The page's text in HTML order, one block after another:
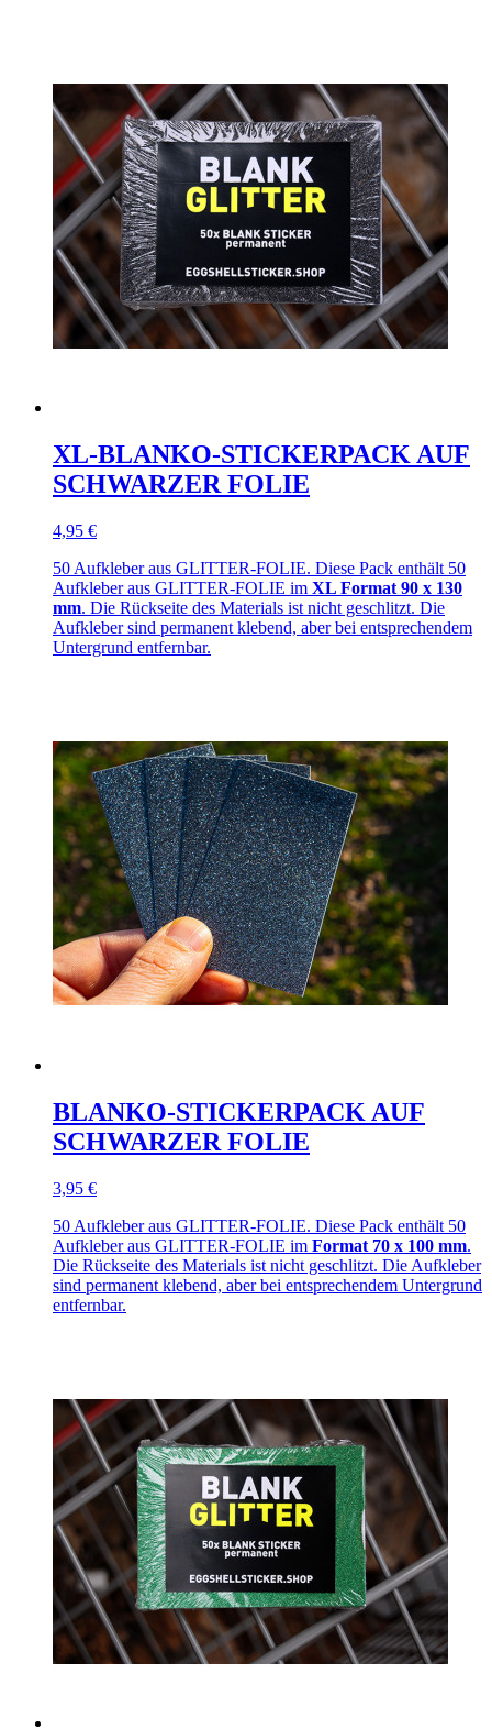
XL-BLANKO-STICKERPACK AUF
SCHWARZER FOLIE
4,95 €
50 Aufkleber aus GLITTER-FOLIE. Diese Pack enthält 50
Aufkleber aus GLITTER-FOLIE im XL Format 90 x 130
mm. Die Rückseite des Materials ist nicht geschlitzt. Die
Aufkleber sind permanent klebend, aber bei entsprechendem
Untergrund entfernbar.
BLANKO-STICKERPACK AUF
SCHWARZER FOLIE
3,95 €
50 Aufkleber aus GLITTER-FOLIE. Diese Pack enthält 50
Aufkleber aus GLITTER-FOLIE im Format 70 x 100 mm.
Die Rückseite des Materials ist nicht geschlitzt. Die Aufkleber
sind permanent klebend, aber bei entsprechendem Untergrund
entfernbar.